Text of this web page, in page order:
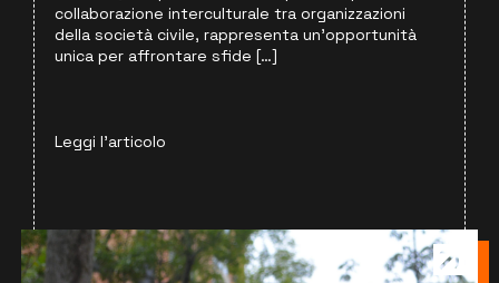
collaborazione interculturale tra organizzazioni
della società civile, rappresenta un’opportunità
unica per affrontare sfide […]
Leggi l'articolo